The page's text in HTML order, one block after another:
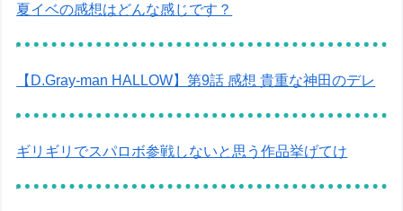
夏イベの感想はどんな感じです？
【D.Gray-man HALLOW】第9話 感想 貴重な神田のデレ
ギリギリでスパロボ参戦しないと思う作品挙げてけ